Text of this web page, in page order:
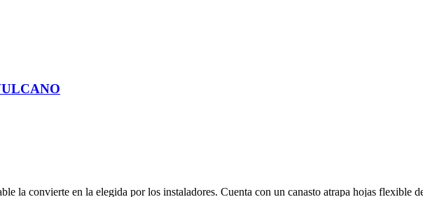
la convierte en la elegida por los instaladores. Cuenta con un canasto atrapa hojas flexible